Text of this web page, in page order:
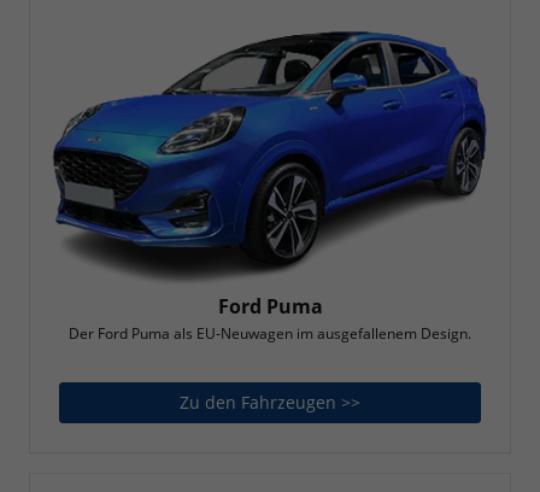
Ford Puma
Der Ford Puma als EU-Neuwagen im ausgefallenem Design.
Zu den Fahrzeugen >>